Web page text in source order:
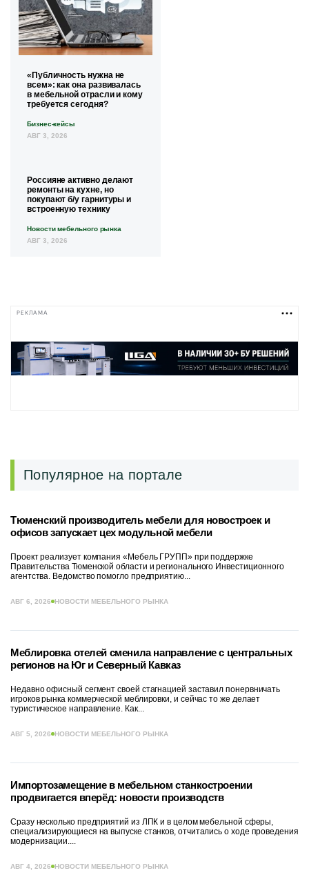
«Публичность нужна не
всем»: как она развивалась
в мебельной отрасли и кому
требуется сегодня?
Бизнес-кейсы
АВГ 3, 2026
Россияне активно делают
ремонты на кухне, но
покупают б/у гарнитуры и
встроенную технику
Новости мебельного рынка
АВГ 3, 2026
РЕКЛАМА
Популярное на портале
Тюменский производитель мебели для новостроек и
офисов запускает цех модульной мебели
Проект реализует компания «Мебель ГРУПП» при поддержке
Правительства Тюменской области и регионального Инвестиционного
агентства. Ведомство помогло предприятию...
АВГ 6, 2026 НОВОСТИ МЕБЕЛЬНОГО РЫНКА
Меблировка отелей сменила направление с центральных
регионов на Юг и Северный Кавказ
Недавно офисный сегмент своей стагнацией заставил понервничать
игроков рынка коммерческой меблировки, и сейчас то же делает
туристическое направление. Как...
АВГ 5, 2026 НОВОСТИ МЕБЕЛЬНОГО РЫНКА
Импортозамещение в мебельном станкостроении
продвигается вперёд: новости производств
Сразу несколько предприятий из ЛПК и в целом мебельной сферы,
специализирующиеся на выпуске станков, отчитались о ходе проведения
модернизации....
АВГ 4, 2026 НОВОСТИ МЕБЕЛЬНОГО РЫНКА